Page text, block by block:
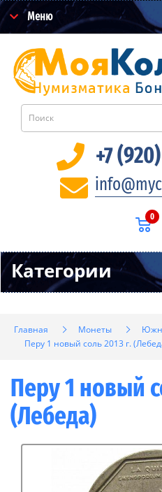
Меню
+7
0
Категории
Главная Монеты
Перу 1 новый соль 2013 г.
Перу 1 новый
(Лебеда)